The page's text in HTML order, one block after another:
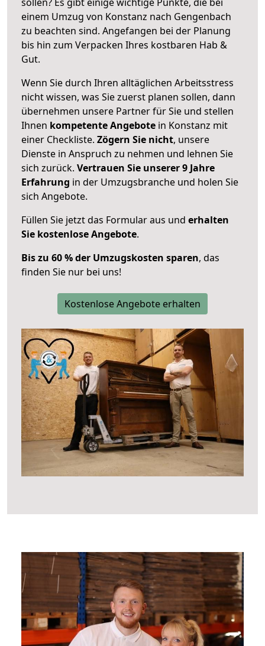
einem Umzug von Konstanz nach Gengenbach
zu beachten sind. Angefangen bei der Planung
bis hin zum Verpacken Ihres kostbaren Hab &
Gut.
Wenn Sie durch Ihren alltäglichen Arbeitsstress
nicht wissen, was Sie zuerst planen sollen, dann
übernehmen unsere Partner für Sie und stellen
Ihnen kompetente Angebote in Konstanz mit
einer Checkliste. Zögern Sie nicht, unsere
Dienste in Anspruch zu nehmen und lehnen Sie
sich zurück. Vertrauen Sie unserer 9 Jahre
Erfahrung in der Umzugsbranche und holen Sie
sich Angebote.
Füllen Sie jetzt das Formular aus und erhalten
Sie kostenlose Angebote.
Bis zu 60 % der Umzugskosten sparen, das
finden Sie nur bei uns!
Kostenlose Angebote erhalten